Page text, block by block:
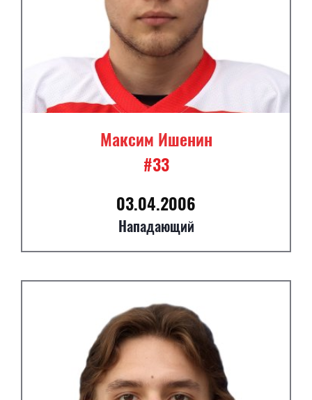
Максим Ишенин
#33
03.04.2006
Нападающий